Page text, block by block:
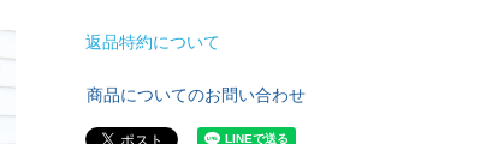
返品特約について
商品についてのお問い合わせ